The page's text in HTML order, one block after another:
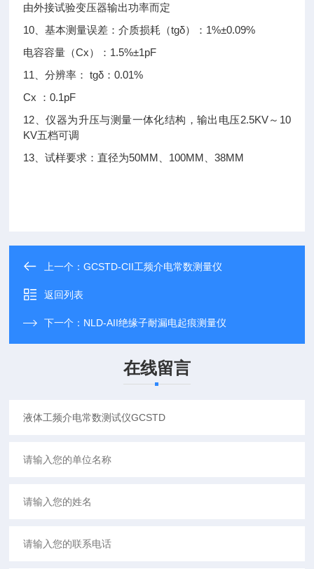
由外接试验变压器输出功率而定
10、基本测量误差：介质损耗（tgδ）：1%±0.09%
电容容量（Cx）：1.5%±1pF
11、分辨率： tgδ：0.01%
Cx ：0.1pF
12、仪器为升压与测量一体化结构，输出电压2.5KV～10
KV五档可调
13、试样要求：直径为50MM、100MM、38MM
上一个：GCSTD-CII工频介电常数测量仪
返回列表
下一个： NLD-AII绝缘子耐漏电起痕测量仪
在线留言